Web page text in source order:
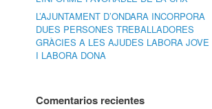
L’AJUNTAMENT D’ONDARA INCORPORA
DUES PERSONES TREBALLADORES
GRÀCIES A LES AJUDES LABORA JOVE
I LABORA DONA
Comentarios recientes